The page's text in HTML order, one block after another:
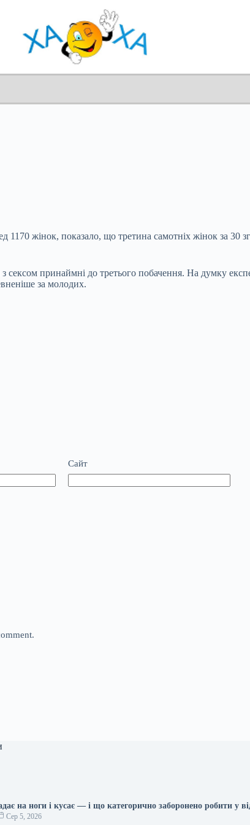
жінок, показало, що третина самотніх жінок за 30
сексом принаймні до третього побачення. На думку
за молодих.
Сайт
на ноги і кусає — і що категорично заборонено робити у
Сер 5, 2026